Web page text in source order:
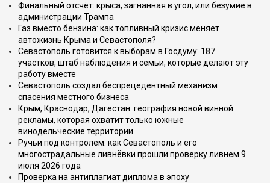
Финальный отсчёт: крыса, загнанная в угол, или безумие в
администрации Трампа
Газ вместо бензина: как топливный кризис меняет
автожизнь Крыма и Севастополя?
Севастополь готовится к выборам в Госдуму: 187
участков, штаб наблюдения и семьи, которые делают эту
работу вместе
Севастополь создал беспрецедентный механизм
спасения местного бизнеса
Крым, Краснодар, Дагестан: география новой винной
рекламы, которая охватит только южные
винодельческие территории
Ручьи под контролем: как Севастополь и его
многострадальные ливнёвки прошли проверку ливнем 9
июля 2026 года
Проверка на антиплагиат диплома в эпоху